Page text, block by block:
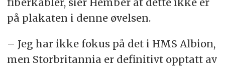
på plakaten i denne øvelsen.
– Jeg har ikke fokus på det i HMS Albion,
men Storbritannia er definitivt opptatt av